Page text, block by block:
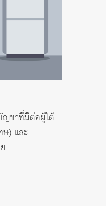
ญชาที่มีต่อผู้ใต้
ษ) และ